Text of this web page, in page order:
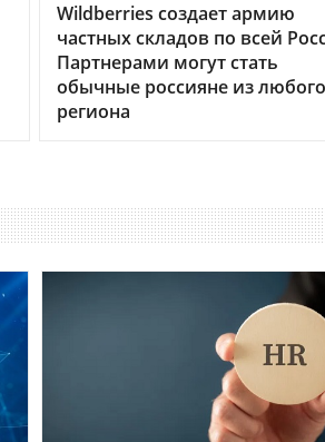
Wildberries создает армию
частных складов по всей
Партнерами могут стать
обычные россияне из любого
региона